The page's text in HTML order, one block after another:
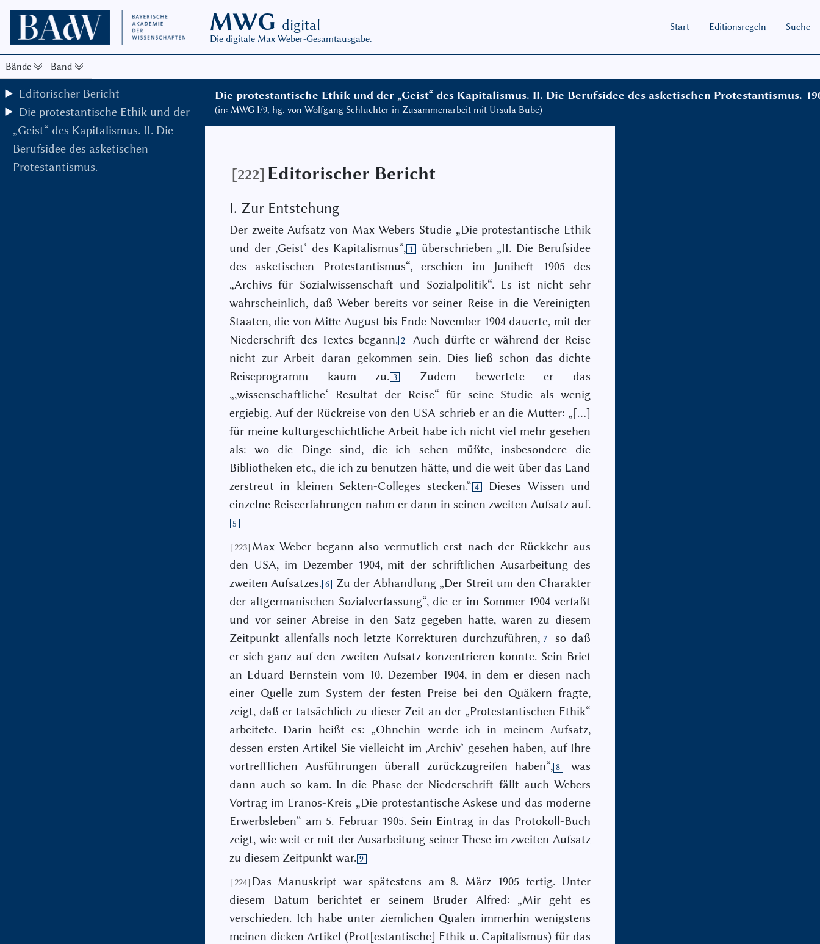
MWG digital
Die digitale Max Weber-Gesamtausgabe.
Start Editionsregeln Suche
Bände Band
Editorischer Bericht
Die protestantische Ethik und der
„Geist“ des Kapitalismus. II. Die
Berufsidee des asketischen
Protestantismus.
Die protestantische Ethik und der „Geist“ des Kapitalismus. II. Die Berufsidee des asketischen Protestantismus.
(in: MWG I/9, hg. von Wolfgang Schluchter in Zusammenarbeit mit Ursula Bube)
[222] Editorischer Bericht
I. Zur Entstehung
Der zweite Aufsatz von Max Webers Studie „Die protestantische Ethik
und der ,Geist‘ des Kapitalismus“, 1
überschrieben „II. Die Berufsidee
des asketischen Protestantismus“, erschien im Juniheft 1905 des
„Archivs für Sozialwissenschaft und Sozialpolitik“. Es ist nicht sehr
wahrscheinlich, daß Weber bereits vor seiner Reise in die Vereinigten
Staaten, die von Mitte August bis Ende November 1904 dauerte, mit der
Niederschrift des Textes begann. 2
Auch dürfte er während der Reise
nicht zur Arbeit daran gekommen sein. Dies ließ schon das dichte
Reiseprogramm kaum zu. 3
Zudem bewertete er das
„,wissenschaftliche‘ Resultat der Reise“ für seine Studie als wenig
ergiebig. Auf der Rückreise von den USA schrieb er an die Mutter: „[…]
für meine kulturgeschichtliche Arbeit habe ich nicht viel mehr gesehen
als: wo die Dinge sind, die ich sehen müßte, insbesondere die
Bibliotheken etc., die ich zu benutzen hätte, und die weit über das Land
zerstreut in kleinen Sekten-Colleges stecken.“ 4
Dieses Wissen und
einzelne Reiseerfahrungen nahm er dann in seinen zweiten Aufsatz auf.
5
[223] Max Weber begann also vermutlich erst nach der Rückkehr aus
den USA, im Dezember 1904, mit der schriftlichen Ausarbeitung des
zweiten Aufsatzes. 6
Zu der Abhandlung „Der Streit um den Charakter
der altgermanischen Sozialverfassung“, die er im Sommer 1904 verfaßt
und vor seiner Abreise in den Satz gegeben hatte, waren zu diesem
Zeitpunkt allenfalls noch letzte Korrekturen durchzuführen, 7
so daß
er sich ganz auf den zweiten Aufsatz konzentrieren konnte. Sein Brief
an Eduard Bernstein vom 10. Dezember 1904, in dem er diesen nach
einer Quelle zum System der festen Preise bei den Quäkern fragte,
zeigt, daß er tatsächlich zu dieser Zeit an der „Protestantischen Ethik“
arbeitete. Darin heißt es: „Ohnehin werde ich in meinem Aufsatz,
dessen ersten Artikel Sie vielleicht im ,Archiv‘ gesehen haben, auf Ihre
vortrefflichen Ausführungen überall zurückzugreifen haben“, 8
was
dann auch so kam. In die Phase der Niederschrift fällt auch Webers
Vortrag im Eranos-Kreis „Die protestantische Askese und das moderne
Erwerbsleben“ am 5. Februar 1905. Sein Eintrag in das Protokoll-Buch
zeigt, wie weit er mit der Ausarbeitung seiner These im zweiten Aufsatz
zu diesem Zeitpunkt war. 9
[224] Das Manuskript war spätestens am 8. März 1905 fertig. Unter
diesem Datum berichtet er seinem Bruder Alfred: „Mir geht es
verschieden. Ich habe unter ziemlichen Qualen immerhin wenigstens
meinen dicken Artikel (Prot[estantische] Ethik u. Capitalismus) für das